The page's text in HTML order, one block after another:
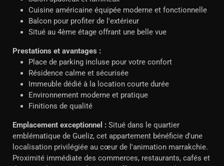
Cuisine américaine équipée moderne et fonctionnelle
Balcon pour profiter de l'extérieur
Situé au 4ème étage offrant une belle vue
Prestations et avantages :
Place de parking incluse pour votre confort
Résidence calme et sécurisée
Immeuble dédié à la location courte durée
Environnement moderne et pratique
Finitions de qualité
Emplacement exceptionnel : Situé dans le quartier
emblématique de Gueliz, cet appartement bénéficie d'une
localisation privilégiée au cœur de l'animation marrakchie.
Proximité immédiate des commerces, restaurants, cafés et